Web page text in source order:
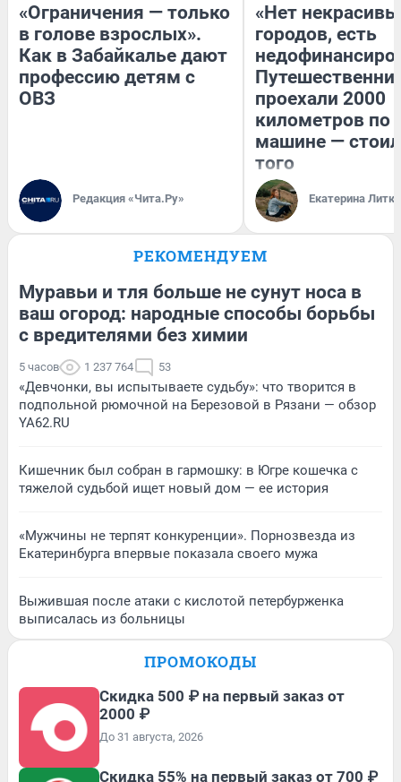
«Ограничения — только
в голове взрослых».
Как в Забайкалье дают
профессию детям с
ОВЗ
Редакция «Чита.Ру»
«Нет
городов, есть
проехали 2000
километров по
машине —
того
Екатерина
РЕКОМЕНДУЕМ
Муравьи и тля больше не сунут носа в
ваш огород: народные способы борьбы
с вредителями без химии
5 часов 1 237 764 53
«Девчонки, вы испытываете судьбу»: что творится в
подпольной рюмочной на Березовой в Рязани — обзор
YA62.RU
Кишечник был собран в гармошку: в Югре кошечка с
тяжелой судьбой ищет новый дом — ее история
«Мужчины не терпят конкуренции». Порнозвезда из
Екатеринбурга впервые показала своего мужа
Выжившая после атаки с кислотой петербурженка
выписалась из больницы
ПРОМОКОДЫ
Скидка 500 ₽ на первый заказ от
2000 ₽
До 31 августа, 2026
Скидка 55% на первый заказ от 700 ₽